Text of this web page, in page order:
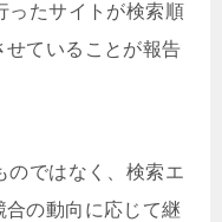
ったサイトが検索順
ていることが報告
のではなく、検索エ
の動向に応じて継